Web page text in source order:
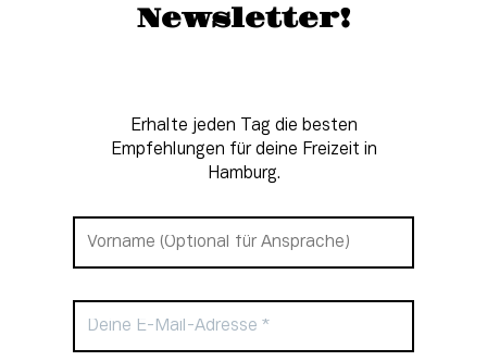
Newsletter!
Erhalte jeden Tag die besten
Empfehlungen für deine Freizeit in
Hamburg.